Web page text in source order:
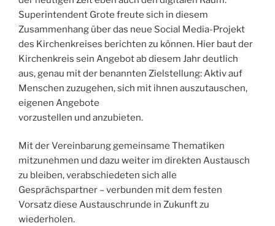
Superintendent Grote freute sich in diesem
Zusammenhang über das neue Social Media-Projekt
des Kirchenkreises berichten zu können. Hier baut der
Kirchenkreis sein Angebot ab diesem Jahr deutlich
aus, genau mit der benannten Zielstellung: Aktiv auf
Menschen zuzugehen, sich mit ihnen auszutauschen,
eigenen Angebote
vorzustellen und anzubieten.
Mit der Vereinbarung gemeinsame Thematiken
mitzunehmen und dazu weiter im direkten Austausch
zu bleiben, verabschiedeten sich alle
Gesprächspartner – verbunden mit dem festen
Vorsatz diese Austauschrunde in Zukunft zu
wiederholen.